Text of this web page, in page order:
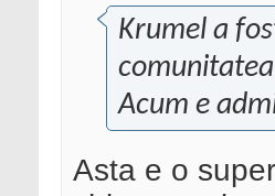
Krumel a
Acum e
Asta e o